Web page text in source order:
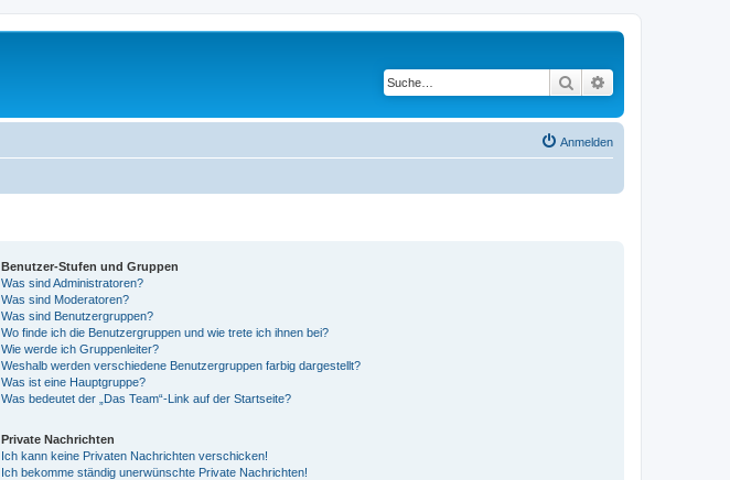
Suche
Anmelden
Benutzer-Stufen und Gruppen
Was sind Administratoren?
Was sind Moderatoren?
Was sind Benutzergruppen?
Wo finde ich die Benutzergruppen und wie trete ich ihnen bei?
Wie werde ich Gruppenleiter?
Weshalb werden verschiedene Benutzergruppen farbig dargestellt?
Was ist eine Hauptgruppe?
Was bedeutet der „Das Team“-Link auf der Startseite?
Private Nachrichten
Ich kann keine Privaten Nachrichten verschicken!
Ich bekomme ständig unerwünschte Private Nachrichten!